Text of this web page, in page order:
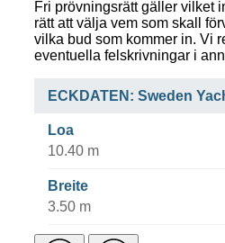
Fri prövningsrätt gäller vilket
rätt att välja vem som skall
vilka bud som kommer in. Vi
eventuella felskrivningar i
ECKDATEN: Sweden
Loa
10.40 m
Breite
3.50 m